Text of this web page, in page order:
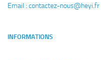
Email : contactez-nous@heyi.fr
INFORMATIONS